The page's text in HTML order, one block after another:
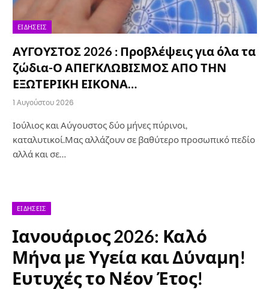
ΕΙΔΉΣΕΙΣ
ΑΥΓΟΥΣΤΟΣ 2026 : Προβλέψεις για όλα τα
ζώδια-Ο ΑΠΕΓΚΛΩΒΙΣΜΟΣ ΑΠΟ ΤΗΝ
ΕΞΩΤΕΡΙΚΗ ΕΙΚΟΝΑ…
1 Αυγούστου 2026
Ιούλιος και Αύγουστος δύο μήνες πύρινοι,
καταλυτικοί.Μας αλλάζουν σε βαθύτερο προσωπικό πεδίο
αλλά και σε…
ΕΙΔΉΣΕΙΣ
Ιανουάριος 2026: Καλό
Μήνα με Υγεία και Δύναμη!
Ευτυχές το Νέον Έτος!